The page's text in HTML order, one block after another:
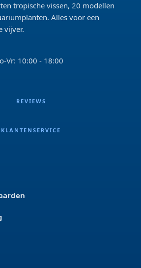
tropische vissen, 20 modellen
Alles voor een
vijver.
Vr: 10:00 - 18:00
REVIEWS
KLANTENSERVICE